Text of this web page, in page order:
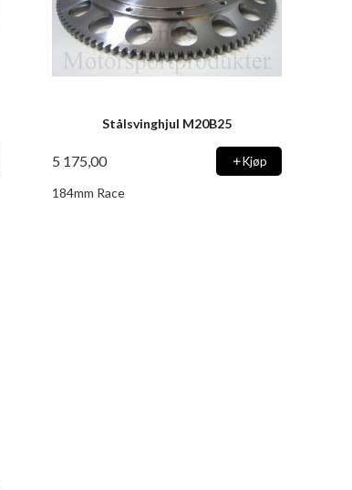
Stålsvinghjul M20B25
5 175,00 Kjøp
184mm Race